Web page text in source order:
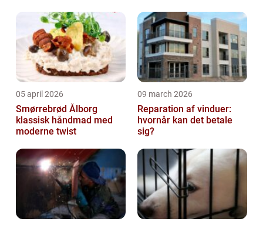
05 april 2026
Smørrebrød Ålborg
klassisk håndmad med
moderne twist
09 march 2026
Reparation af vinduer:
hvornår kan det betale
sig?